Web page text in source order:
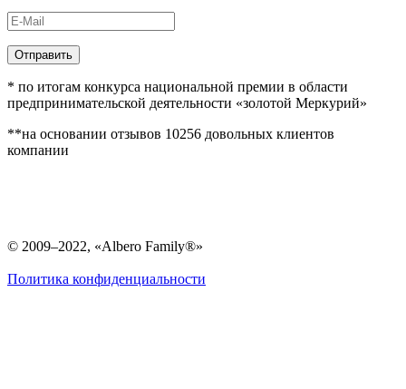
Отправить
* по итогам конкурса национальной премии в области
предпринимательской деятельности «золотой Меркурий»
**на основании отзывов 10256 довольных клиентов
компании
© 2009–2022, «Albero Family®»
Политика конфиденциальности